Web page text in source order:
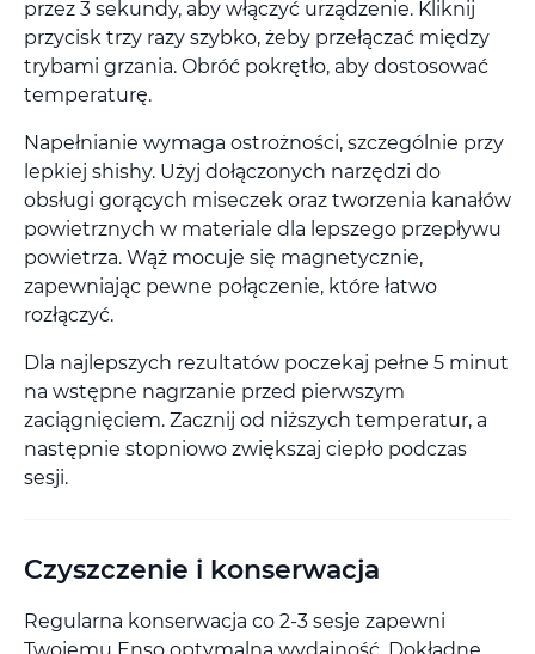
przez 3 sekundy, aby włączyć urządzenie. Kliknij
przycisk trzy razy szybko, żeby przełączać między
trybami grzania. Obróć pokrętło, aby dostosować
temperaturę.
Napełnianie wymaga ostrożności, szczególnie przy
lepkiej shishy. Użyj dołączonych narzędzi do
obsługi gorących miseczek oraz tworzenia kanałów
powietrznych w materiale dla lepszego przepływu
powietrza. Wąż mocuje się magnetycznie,
zapewniając pewne połączenie, które łatwo
rozłączyć.
Dla najlepszych rezultatów poczekaj pełne 5 minut
na wstępne nagrzanie przed pierwszym
zaciągnięciem. Zacznij od niższych temperatur, a
następnie stopniowo zwiększaj ciepło podczas
sesji.
Czyszczenie i konserwacja
Regularna konserwacja co 2-3 sesje zapewni